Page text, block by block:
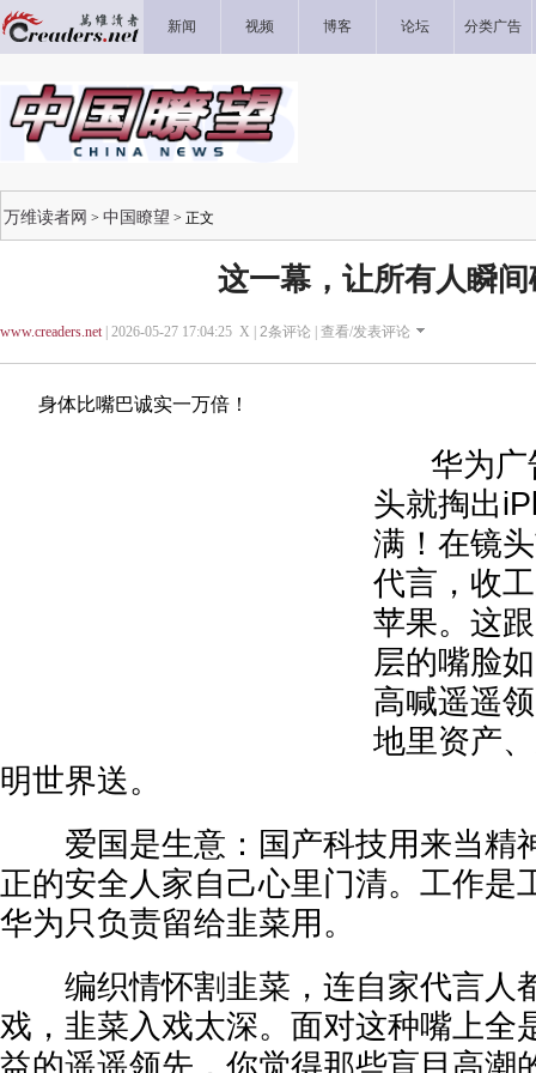
新闻 视频 博客 论坛 分类广告
万维读者网 > 中国瞭望 > 正文
这一幕，让所有人瞬间
www.creaders.net| 2026-05-27 17:04:25 X | 2条评论 | 查看/发表评论
身体比嘴巴诚实一万倍！
华为广
头就掏出
满！在镜
代言，收
苹果。这
层的嘴脸
高喊遥遥
地里资产
明世界送。
爱国是生意：国产科技用来当精
正的安全人家自己心里门清。工作是
华为只负责留给韭菜用。
编织情怀割韭菜，连自家代言人
戏，韭菜入戏太深。面对这种嘴上全
益的遥遥领先，你觉得那些盲目高潮